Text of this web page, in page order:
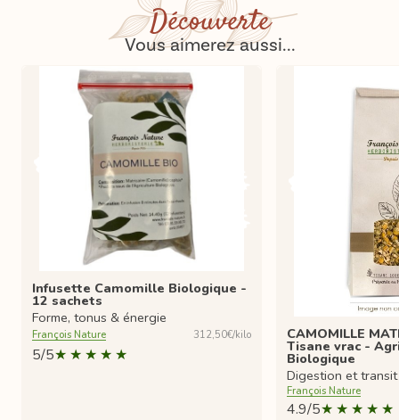
Découverte
Vous aimerez aussi...
Infusette Camomille Biologique -
12 sachets
Forme, tonus & énergie
François Nature 312,50€/kilo
5/5
CAMOMILLE
Tisane vrac -
Biologique
Digestion et transit
François Nature
4.9/5